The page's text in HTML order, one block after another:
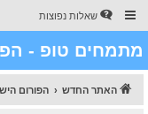
שאלות נפוצות
מתמחים טופ -
האתר החדש הפורום